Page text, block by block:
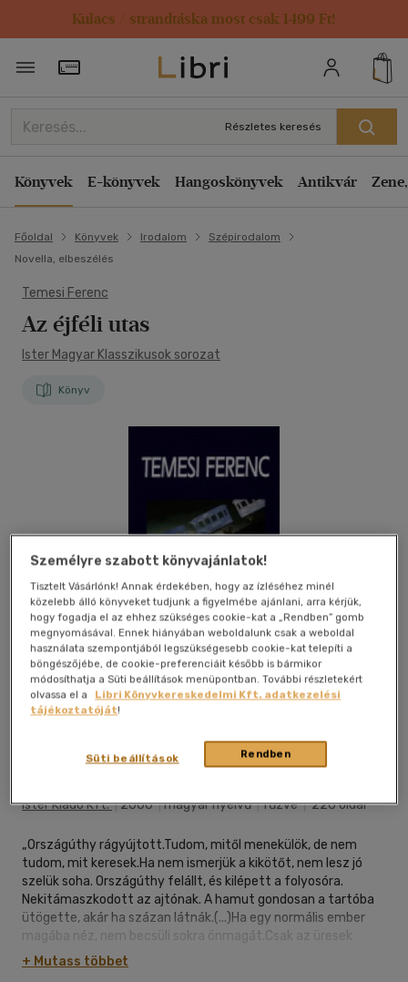
Kulacs / strandtáska most csak 1499 Ft!
Törzsvásárlói Kártya adatai
Részletes keresés
Könyvek E-könyvek Hangoskönyvek Antikvár
Főoldal Könyvek Irodalom
Szépirodalom
Novella, elbeszélés
Temesi Ferenc
Az éjféli utas
Ister Magyar Klasszikusok sorozat
Könyv
Megosztom
Ister Kiadó Kft.|2000|magyar nyelvű|fűzve|220 oldal
„Országúthy rágyújtott.Tudom, mitől menekülök, de nem
tudom, mit keresek.Ha nem ismerjük a kikötőt, nem lesz jó
szelük soha. Országúthy felállt, és kilépett a folyosóra.
Nekitámaszkodott az ajtónak. A hamut gondosan a tartóba
ütögette, akár ha százan látnák.(...)Ha egy normális ember
magába néz, nem becsüli sokra önmagát.Csak az üresek
ismerik magukat, mondta a hang. ha szerencsés vagy, sose
ismered meg önmagad, modta szívében Országúthy.Ha meg
+ Mutass többet
Személyre szabott könyvajánlatok!
Tisztelt Vásárlónk! Annak érdekében, hogy az ízléséhez minél
közelebb álló könyveket tudjunk a figyelmébe ajánlani, arra kérjük,
hogy fogadja el az ehhez szükséges cookie-kat a „Rendben” gomb
megnyomásával. Ennek hiányában weboldalunk csak a weboldal
használata szempontjából legszükségesebb cookie-kat telepíti a
böngészőjébe, de cookie-preferenciáit később is bármikor
módosíthatja a Süti beállítások menüpontban. További részletekért
olvassa el a
Libri Könyvkereskedelmi Kft. adatkezelési
tájékoztatóját!
Rendben
Süti beállítások